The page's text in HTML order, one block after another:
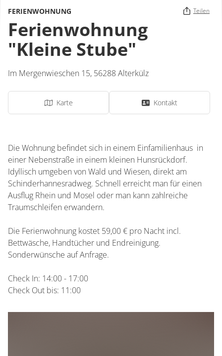
FERIENWOHNUNG Teilen
Ferienwohnung
"Kleine Stube"
Im Mergenwieschen 15, 56288Alterkülz
Karte Kontakt
Die Wohnung befindet sich in einem Einfamilienhaus in
einer Nebenstraße in einem kleinen Hunsrückdorf.
Idyllisch umgeben von Wald und Wiesen, direkt am
Schinderhannesradweg. Schnell erreicht man für einen
Ausflug Rhein und Mosel oder man kann zahlreiche
Traumschleifen erwandern.
Die Ferienwohnung kostet 59,00 € pro Nacht incl.
Bettwäsche, Handtücher und Endreinigung.
Sonderwünsche auf Anfrage.
Check In: 14:00 - 17:00
Check Out bis: 11:00